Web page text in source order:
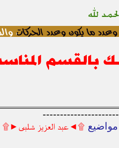
۩◄عبد العزيز شلبى►۩